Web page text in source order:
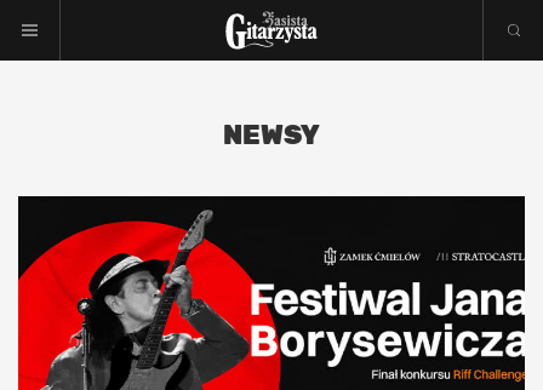
NEWSY